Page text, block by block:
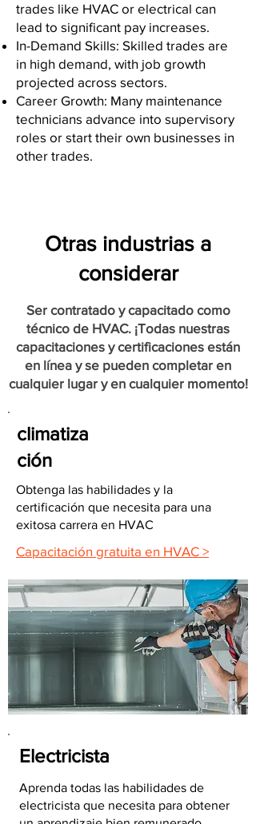
trades like HVAC or electrical can
lead to significant pay increases.
In-Demand Skills: Skilled trades are
in high demand, with job growth
projected across sectors.
Career Growth: Many maintenance
technicians advance into supervisory
roles or start their own businesses in
other trades.
Otras industrias a
considerar
Ser contratado y capacitado como
técnico de HVAC. ¡Todas nuestras
capacitaciones y certificaciones están
en línea y se pueden completar en
cualquier lugar y en cualquier momento!
climatiza
ción
Obtenga las habilidades y la
certificación que necesita para una
exitosa carrera en HVAC
Capacitación gratuita en HVAC >
Electricista
Aprenda todas las habilidades de
electricista que necesita para obtener